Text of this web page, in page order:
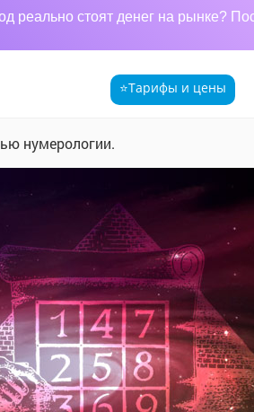
стоят денег на рынке?
⭐Тарифы и цены
нумерологии.